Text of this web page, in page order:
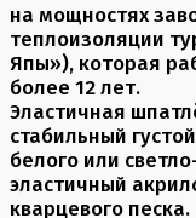
на мощностях
теплоизоляции
Япы»), которая
более 12 лет.
Эластичная
стабильный
белого или
эластичный
кварцевого песка.